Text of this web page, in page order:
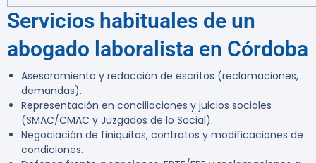
Servicios habituales de un
abogado laboralista en Córdoba
Asesoramiento y redacción de escritos (reclamaciones,
demandas).
Representación en conciliaciones y juicios sociales
(SMAC/CMAC y Juzgados de lo Social).
Negociación de finiquitos, contratos y modificaciones de
condiciones.